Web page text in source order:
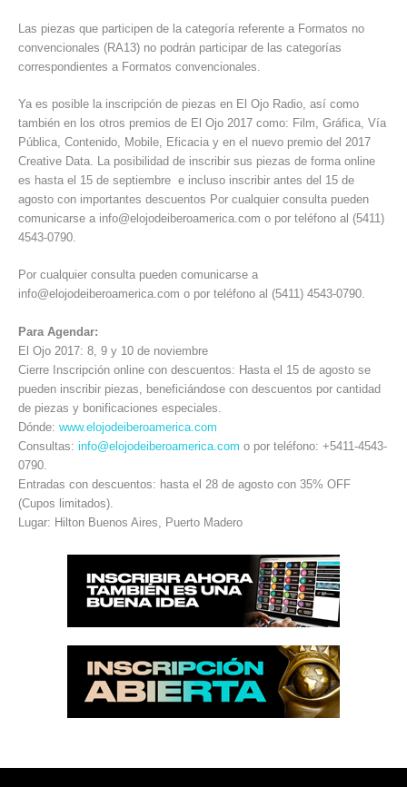
Las piezas que participen de la categoría referente a Formatos no
convencionales (RA13) no podrán participar de las categorías
correspondientes a Formatos convencionales.
Ya es posible la inscripción de piezas en El Ojo Radio, así como
también en los otros premios de El Ojo 2017 como: Film, Gráfica, Vía
Pública, Contenido, Mobile, Eficacia y en el nuevo premio del 2017
Creative Data. La posibilidad de inscribir sus piezas de forma online
es hasta el 15 de septiembre e incluso inscribir antes del 15 de
agosto con importantes descuentos Por cualquier consulta pueden
comunicarse a info@elojodeiberoamerica.com o por teléfono al (5411)
4543-0790.
Por cualquier consulta pueden comunicarse a
info@elojodeiberoamerica.com o por teléfono al (5411) 4543-0790.
Para Agendar:
El Ojo 2017: 8, 9 y 10 de noviembre
Cierre Inscripción online con descuentos: Hasta el 15 de agosto se
pueden inscribir piezas, beneficiándose con descuentos por cantidad
de piezas y bonificaciones especiales.
Dónde: www.elojodeiberoamerica.com
Consultas: info@elojodeiberoamerica.com o por teléfono: +5411-4543-
0790.
Entradas con descuentos: hasta el 28 de agosto con 35% OFF
(Cupos limitados).
Lugar: Hilton Buenos Aires, Puerto Madero